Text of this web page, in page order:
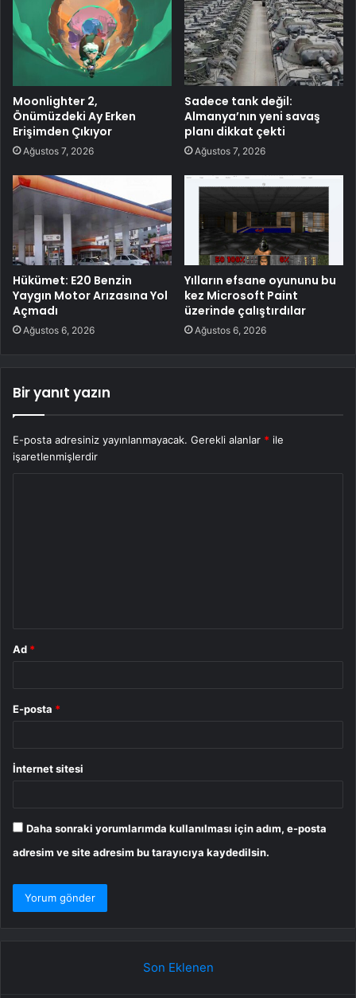
Moonlighter 2,
Önümüzdeki Ay Erken
Erişimden Çıkıyor
Ağustos 7, 2026
Sadece tank değil:
Almanya’nın yeni savaş
planı dikkat çekti
Ağustos 7, 2026
Hükümet: E20 Benzin
Yaygın Motor Arızasına Yol
Açmadı
Ağustos 6, 2026
Yılların efsane oyununu bu
kez Microsoft Paint
üzerinde çalıştırdılar
Ağustos 6, 2026
Bir yanıt yazın
E-posta adresiniz yayınlanmayacak. Gerekli alanlar * ile
işaretlenmişlerdir
Ad *
E-posta *
İnternet sitesi
Daha sonraki yorumlarımda kullanılması için adım, e-posta
adresim ve site adresim bu tarayıcıya kaydedilsin.
Son Eklenen